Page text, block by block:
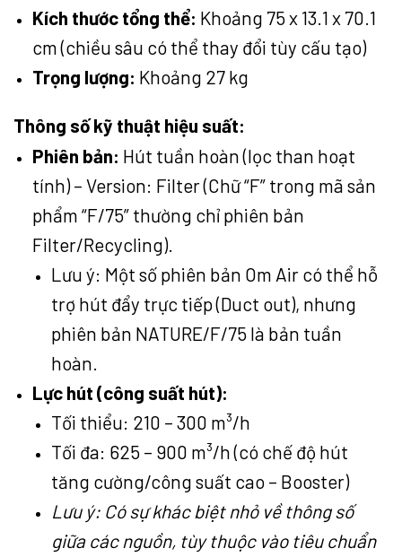
Kích thước tổng thể: Khoảng 75 x 13.1 x 70.1
cm (chiều sâu có thể thay đổi tùy cấu tạo)
Trọng lượng: Khoảng 27 kg
Thông số kỹ thuật hiệu suất:
Phiên bản: Hút tuần hoàn (lọc than hoạt
tính) – Version: Filter (Chữ “F” trong mã sản
phẩm “F/75” thường chỉ phiên bản
Filter/Recycling).
Lưu ý: Một số phiên bản Om Air có thể hỗ
trợ hút đẩy trực tiếp (Duct out), nhưng
phiên bản NATURE/F/75 là bản tuần
hoàn.
Lực hút (công suất hút):
Tối thiểu: 210 – 300 m³/h
Tối đa: 625 – 900 m³/h (có chế độ hút
tăng cường/công suất cao – Booster)
Lưu ý: Có sự khác biệt nhỏ về thông số
giữa các nguồn, tùy thuộc vào tiêu chuẩn